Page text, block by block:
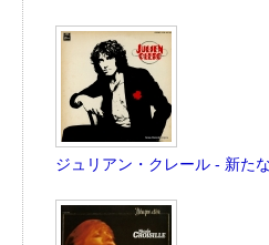
ジュリアン・クレール - 新た